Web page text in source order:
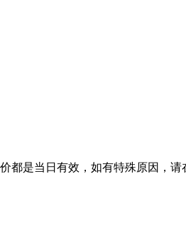
都是当日有效，如有特殊原因，